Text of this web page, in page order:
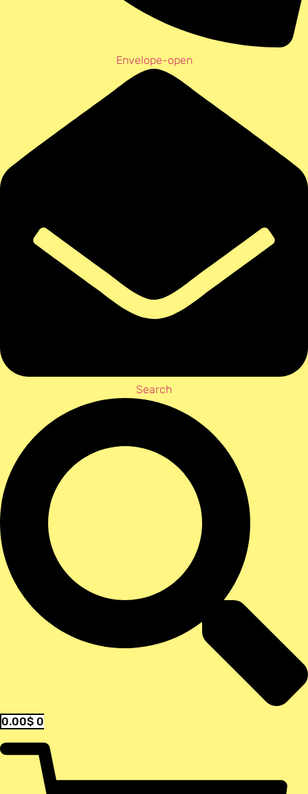
Envelope-open
Search
0.00$ 0